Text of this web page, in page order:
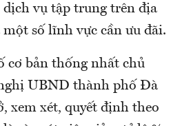
vụ tập trung trên địa
số lĩnh vực cần ưu đãi.
bản thống nhất chủ
UBND thành phố Đà
xem xét, quyết định theo